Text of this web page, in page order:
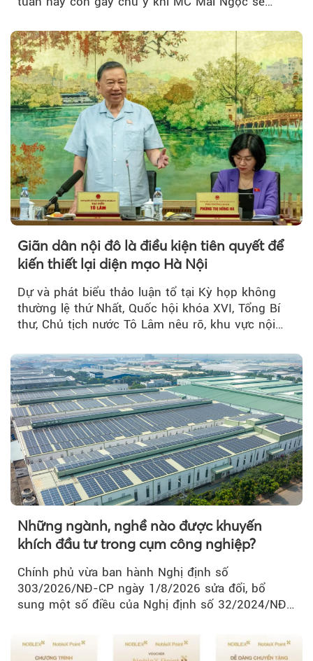
Giãn dân nội đô là điều kiện tiên quyết để
kiến thiết lại diện mạo Hà Nội
Dự và phát biểu thảo luận tổ tại Kỳ họp không
thường lệ thứ Nhất, Quốc hội khóa XVI, Tổng Bí
thư, Chủ tịch nước Tô Lâm nêu rõ, khu vực nội
Những ngành, nghề nào được khuyến
khích đầu tư trong cụm công nghiệp?
Chính phủ vừa ban hành Nghị định số
303/2026/NĐ-CP ngày 1/8/2026 sửa đổi, bổ
sung một số điều của Nghị định số 32/2024/NĐ-